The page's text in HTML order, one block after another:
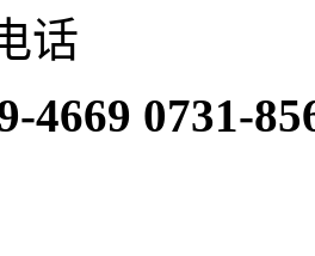
话
4669 0731-